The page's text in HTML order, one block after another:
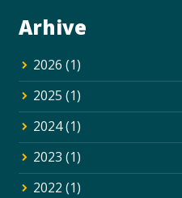
Arhive
2026 (1)
2025 (1)
2024(1)
2023 (1)
2022 (1)